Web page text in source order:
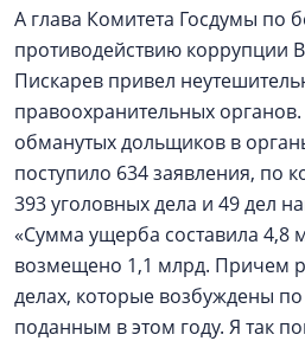
А глава Комитета Госдумы по
противодействию коррупции
Пискарев привел
правоохранительных органов.
обманутых дольщиков в
поступило 634 заявления, по
393 уголовных дела и 49 дел
«Сумма ущерба составила 4,8
возмещено 1,1 млрд. Причем
делах, которые возбуждены
поданным в этом году. Я так